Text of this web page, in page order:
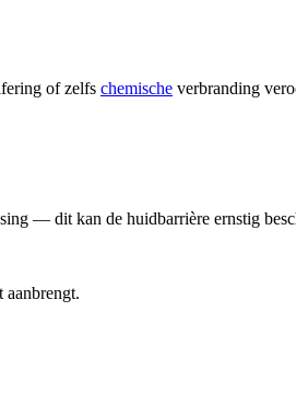
of zelfs chemische verbranding
— dit kan de huidbarrière ernstig
aanbrengt.